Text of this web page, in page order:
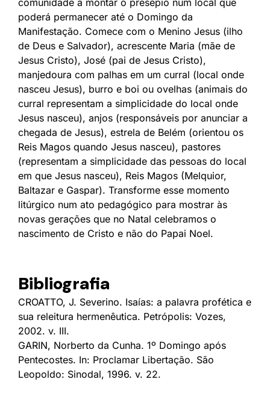
poderá permanecer até o Domingo da
Manifestação. Comece com o Menino Jesus (ilho
de Deus e Salvador), acrescente Maria (mãe de
Jesus Cristo), José (pai de Jesus Cristo),
manjedoura com palhas em um curral (local onde
nasceu Jesus), burro e boi ou ovelhas (animais do
curral representam a simplicidade do local onde
Jesus nasceu), anjos (responsáveis por anunciar a
chegada de Jesus), estrela de Belém (orientou os
Reis Magos quando Jesus nasceu), pastores
(representam a simplicidade das pessoas do local
em que Jesus nasceu), Reis Magos (Melquior,
Baltazar e Gaspar). Transforme esse momento
litúrgico num ato pedagógico para mostrar às
novas gerações que no Natal celebramos o
nascimento de Cristo e não do Papai Noel.
Bibliografia
CROATTO, J. Severino. Isaías: a palavra profética e
sua releitura hermenêutica. Petrópolis: Vozes,
2002. v. III.
GARIN, Norberto da Cunha. 1º Domingo após
Pentecostes. In: Proclamar Libertação. São
Leopoldo: Sinodal, 1996. v. 22.